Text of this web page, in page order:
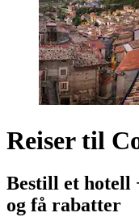
Reiser til
Bestill et hotell
og få rabatter